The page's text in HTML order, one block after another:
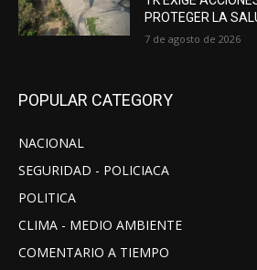
PROTEGER LA
7 de agosto de 2026
POPULAR CATEGORY
NACIONAL
SEGURIDAD - POLICIACA
POLITICA
CLIMA - MEDIO AMBIENTE
COMENTARIO A TIEMPO